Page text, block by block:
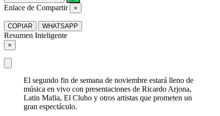
Enlace de Compartir ×
COPIAR WHATSAPP
Resumen Inteligente
×
El segundo fin de semana de noviembre estará lleno de
música en vivo con presentaciones de Ricardo Arjona,
Latin Mafia, El Clubo y otros artistas que prometen un
gran espectáculo.